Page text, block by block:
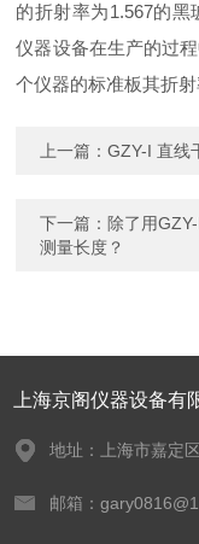
的折射率为1.567的
仪器设备在生产的过
个仪器的标准板其折射
上一篇：GZY-I 直线
下一篇： 除了用
测量长度？
上海京阁仪器设备有
地址：上海市嘉定
邮箱：